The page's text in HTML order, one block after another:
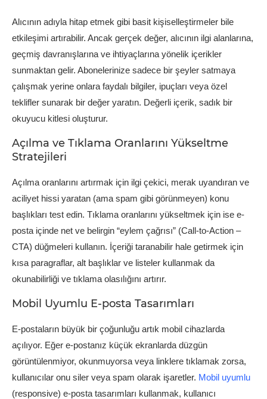
Alıcının adıyla hitap etmek gibi basit kişiselleştirmeler bile
etkileşimi artırabilir. Ancak gerçek değer, alıcının ilgi alanlarına,
geçmiş davranışlarına ve ihtiyaçlarına yönelik içerikler
sunmaktan gelir. Abonelerinize sadece bir şeyler satmaya
çalışmak yerine onlara faydalı bilgiler, ipuçları veya özel
teklifler sunarak bir değer yaratın. Değerli içerik, sadık bir
okuyucu kitlesi oluşturur.
Açılma ve Tıklama Oranlarını Yükseltme
Stratejileri
Açılma oranlarını artırmak için ilgi çekici, merak uyandıran ve
aciliyet hissi yaratan (ama spam gibi görünmeyen) konu
başlıkları test edin. Tıklama oranlarını yükseltmek için ise e-
posta içinde net ve belirgin “eylem çağrısı” (Call-to-Action –
CTA) düğmeleri kullanın. İçeriği taranabilir hale getirmek için
kısa paragraflar, alt başlıklar ve listeler kullanmak da
okunabilirliği ve tıklama olasılığını artırır.
Mobil Uyumlu E-posta Tasarımları
E-postaların büyük bir çoğunluğu artık mobil cihazlarda
açılıyor. Eğer e-postanız küçük ekranlarda düzgün
görüntülenmiyor, okunmuyorsa veya linklere tıklamak zorsa,
kullanıcılar onu siler veya spam olarak işaretler. Mobil uyumlu
(responsive) e-posta tasarımları kullanmak, kullanıcı